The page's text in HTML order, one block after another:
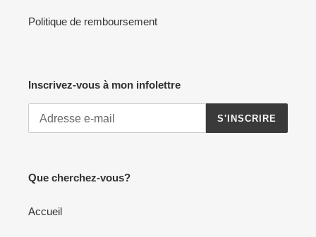
Politique de remboursement
Inscrivez-vous à mon infolettre
S'INSCRIRE
Que cherchez-vous?
Accueil